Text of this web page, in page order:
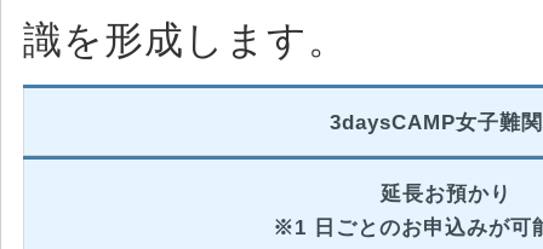
識を形成します。
3daysCAMP女子難
延長お預かり
※1 日ごとのお申込みが可